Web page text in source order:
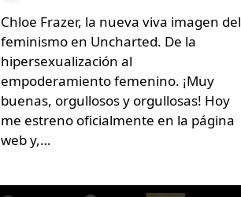
Chloe Frazer, la nueva viva imagen del
feminismo en Uncharted. De la
hipersexualización al
empoderamiento femenino. ¡Muy
buenas, orgullosos y orgullosas! Hoy
me estreno oficialmente en la página
web y,…